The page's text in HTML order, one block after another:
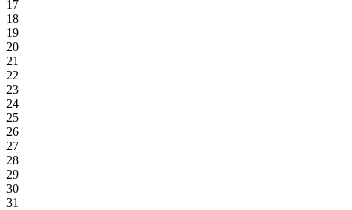
17
18
19
20
21
22
23
24
25
26
27
28
29
30
31